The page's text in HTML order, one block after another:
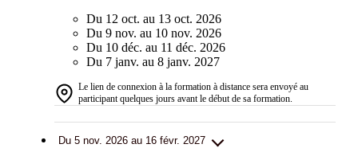
Du 12 oct. au 13 oct. 2026
Du 9 nov. au 10 nov. 2026
Du 10 déc. au 11 déc. 2026
Du 7 janv. au 8 janv. 2027
Le lien de connexion à la formation à distance sera envoyé au
participant quelques jours avant le début de sa formation.
Du 5 nov. 2026 au 16 févr. 2027